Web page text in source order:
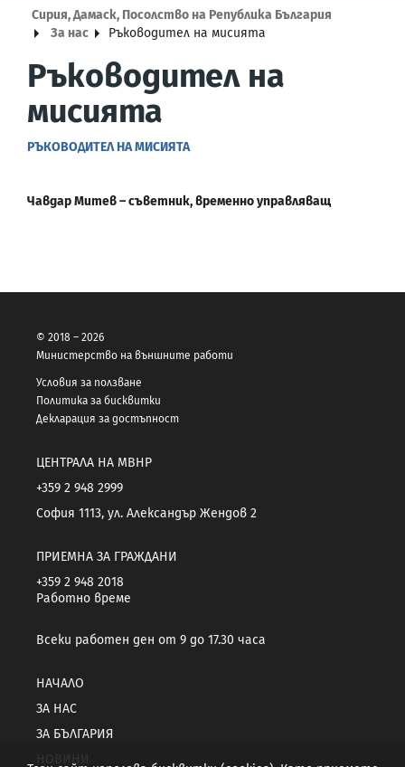
Сирия, Дамаск, Посолство на Република България
За нас
Ръководител на мисията
Ръководител на
мисията
РЪКОВОДИТЕЛ НА МИСИЯТА
Чавдар Митев – съветник, временно управляващ
© 2018 – 2026
Министерство на външните работи
Условия за ползване
Политика за бисквитки
Декларация за достъпност
ЦЕНТРАЛА НА МВНР
+359 2 948 2999
София 1113, ул. Александър Жендов 2
ПРИЕМНА ЗА ГРАЖДАНИ
+359 2 948 2018
Работно време
Всеки работен ден от 9 до 17.30 часа
НАЧАЛО
ЗА НАС
ЗА БЪЛГАРИЯ